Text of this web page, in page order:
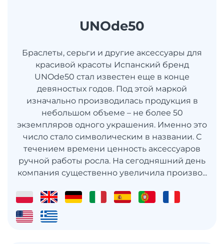
UNOde50
Браслеты, серьги и другие аксессуары для
красивой красоты Испанский бренд
UNOde50 стал известен еще в конце
девяностых годов. Под этой маркой
изначально производилась продукция в
небольшом объеме – не более 50
экземпляров одного украшения. Именно это
число стало символическим в названии. С
течением времени ценность аксессуаров
ручной работы росла. На сегодняшний день
компания существенно увеличила произво...